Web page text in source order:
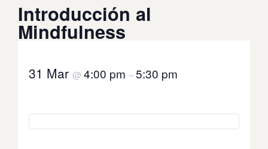
Introducción al
Mindfulness
31 Mar @ 4:00 pm –5:30 pm